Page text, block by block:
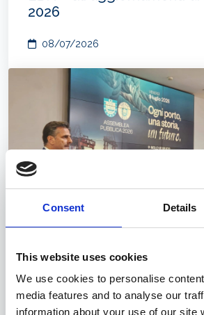
Consent Details
This website uses cookies
We use cookies to personalise
media features and to analyse our
information about your use of our site
2026
08/07/2026
Federagenti: a Civitavecchia
l'Assemblea Pubblica 2026
03/07/2026